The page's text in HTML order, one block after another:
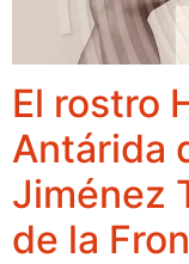
El rostro
Antárida
Jiménez
de la